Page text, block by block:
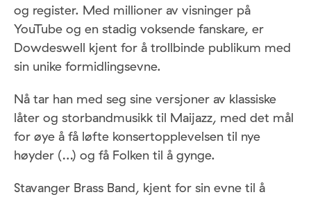
og register. Med millioner av visninger på
YouTube og en stadig voksende fanskare, er
Dowdeswell kjent for å trollbinde publikum med
sin unike formidlingsevne.
Nå tar han med seg sine versjoner av klassiske
låter og storbandmusikk til Maijazz, med det mål
for øye å få løfte konsertopplevelsen til nye
høyder (…) og få Folken til å gynge.
Stavanger Brass Band, kjent for sin evne til å